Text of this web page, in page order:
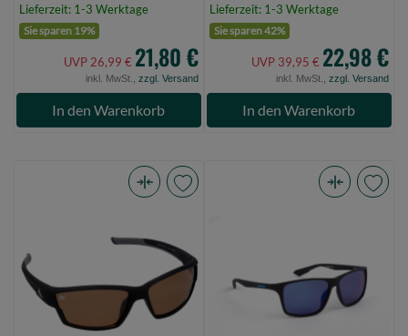
Lieferzeit: 1-3 Werktage
Sie sparen 19%
UVP 26,99 € 21,80 €
inkl. MwSt., zzgl. Versand
In den Warenkorb
Lieferzeit: 1-3 Werktage
Sie sparen 42%
UVP 39,95 € 22,98 €
inkl. MwSt., zzgl. Versand
In den Warenkorb
-
7861